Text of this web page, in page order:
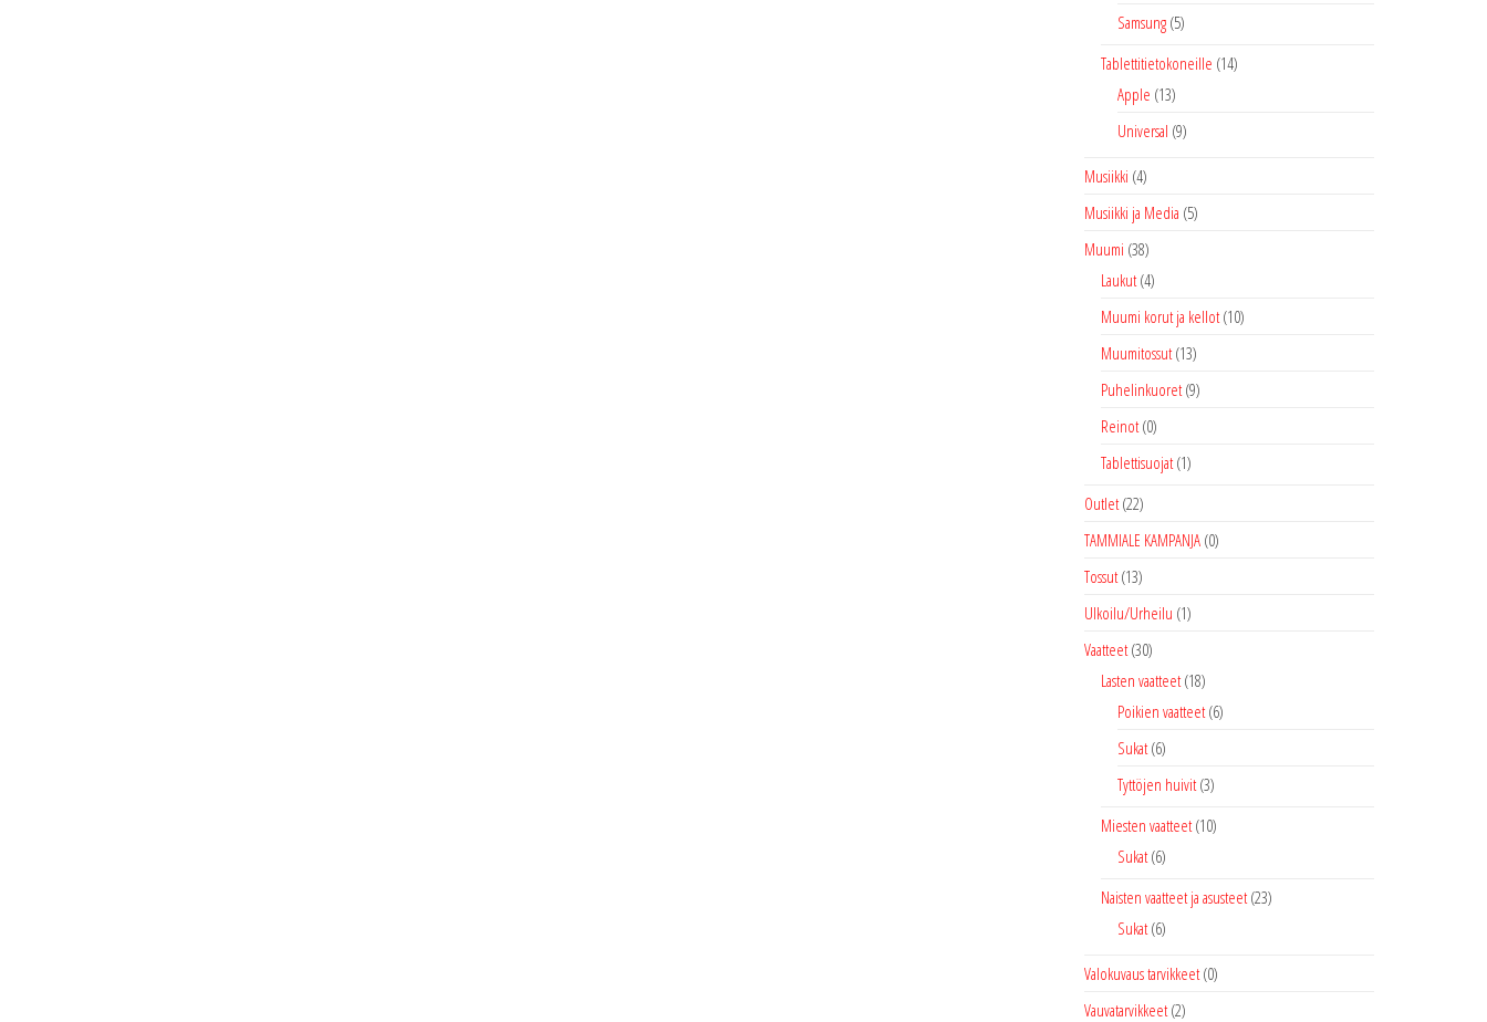
Samsung (5)
Tablettitietokoneille (14)
Apple (13)
Universal (9)
Musiikki (4)
Musiikki ja Media (5)
Muumi (38)
Laukut (4)
Muumi korut ja kellot (10)
Muumitossut (13)
Puhelinkuoret (9)
Reinot (0)
Tablettisuojat (1)
Outlet (22)
TAMMIALE KAMPANJA (0)
Tossut (13)
Ulkoilu/Urheilu (1)
Vaatteet (30)
Lasten vaatteet (18)
Poikien vaatteet (6)
Sukat (6)
Tyttöjen huivit (3)
Miesten vaatteet (10)
Sukat (6)
Naisten vaatteet ja asusteet (23)
Sukat (6)
Valokuvaus tarvikkeet (0)
Vauvatarvikkeet (2)